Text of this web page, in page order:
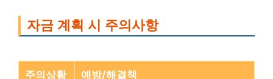
자금 계획 시 주의사항
주의상황 예방/해결책